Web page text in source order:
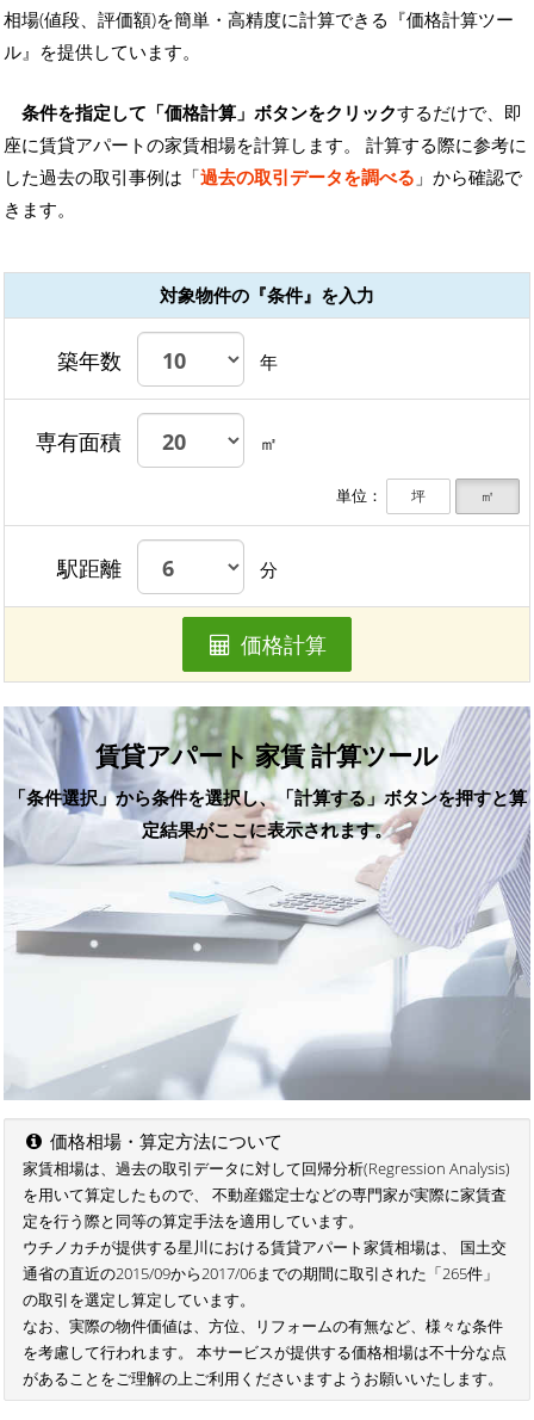
相場(値段、評価額)を簡単・高精度に計算できる『価格計算ツー
ル』を提供しています。
条件を指定して「価格計算」ボタンをクリックするだけで、即
座に賃貸アパートの家賃相場を計算します。 計算する際に参考に
した過去の取引事例は「過去の取引データを調べる 」から確認で
きます。
対象物件の『条件』を入力
築年数 年
専有面積 ㎡
単位： 坪 ㎡
駅距離 分
価格計算
賃貸アパート 家賃 計算ツール
「条件選択」から条件を選択し、「計算する」ボタンを押すと算
定結果がここに表示されます。
価格相場・算定方法について
家賃相場は、過去の取引データに対して回帰分析(Regression Analysis)
を用いて算定したもので、 不動産鑑定士などの専門家が実際に家賃査
定を行う際と同等の算定手法を適用しています。
ウチノカチが提供する星川における賃貸アパート家賃相場は、 国土交
通省の直近の2015/09から2017/06までの期間に取引された「265件」
の取引を選定し算定しています。
なお、実際の物件価値は、方位、リフォームの有無など、様々な条件
を考慮して行われます。 本サービスが提供する価格相場は不十分な点
があることをご理解の上ご利用くださいますようお願いいたします。